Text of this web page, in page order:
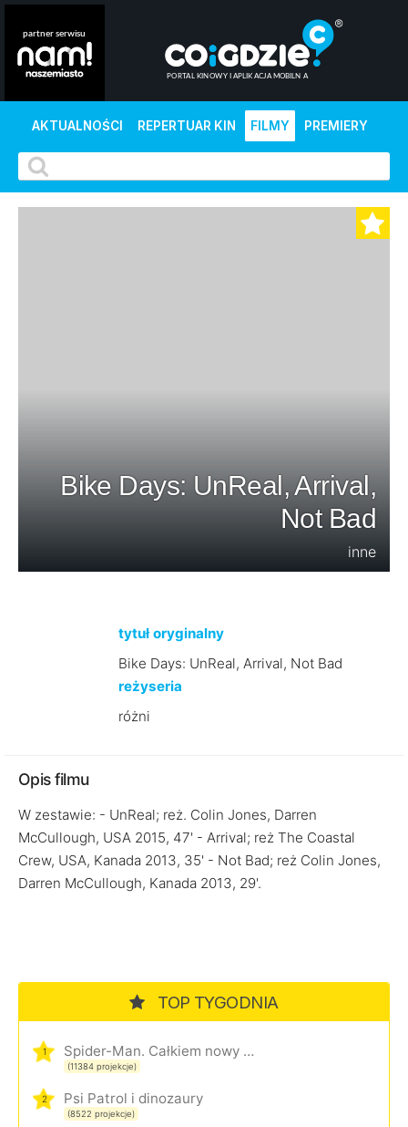
AKTUALNOŚCI REPERTUAR KIN FILMY PREMIERY
Bike Days: UnReal, Arrival,
Not Bad
inne
tytuł oryginalny
Bike Days: UnReal, Arrival, Not Bad
reżyseria
różni
Opis filmu
W zestawie: - UnReal; reż. Colin Jones, Darren
McCullough, USA 2015, 47' - Arrival; reż The Coastal
Crew, USA, Kanada 2013, 35' - Not Bad; reż Colin Jones,
Darren McCullough, Kanada 2013, 29'.
TOP TYGODNIA
1 Spider-Man. Całkiem nowy dzień
(11384 projekcje)
2 Psi Patrol i dinozaury
(8522 projekcje)